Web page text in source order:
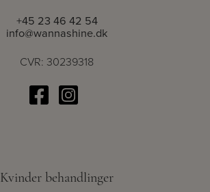
+45 23 46 42 54
info@wannashine.dk
CVR: 30239318
Kvinder behandlinger